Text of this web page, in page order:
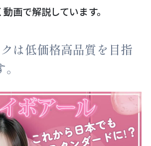
画で解説しています。
は低価格高品質を目指